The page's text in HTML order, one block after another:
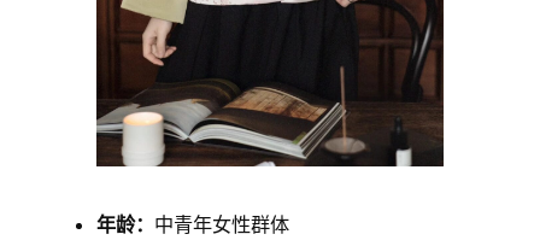
年龄： 中青年女性群体